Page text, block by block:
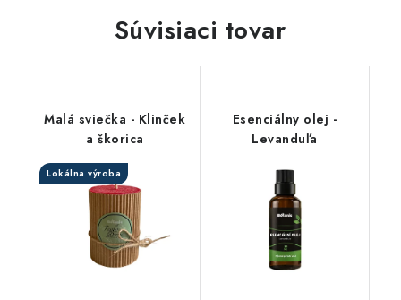
Súvisiaci tovar
Malá sviečka - Klinček
a škorica
Lokálna výroba
Esenciálny olej -
Levanduľa